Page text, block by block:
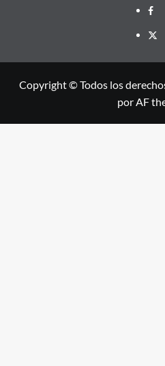
X
Copyright © Todos los
por AF